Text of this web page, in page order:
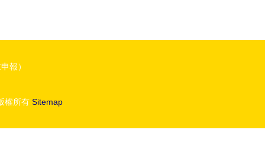
報）
權所有 Sitemap